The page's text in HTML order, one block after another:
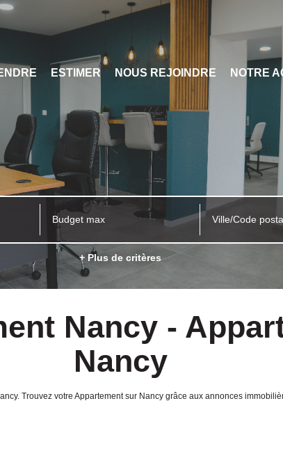
ESTIMER NOUS REJOINDRE NOTRE
Ville/Code
+ Plus de critères
Nancy -
Nancy
Trouvez votre Appartement sur Nancy grâce aux annonces